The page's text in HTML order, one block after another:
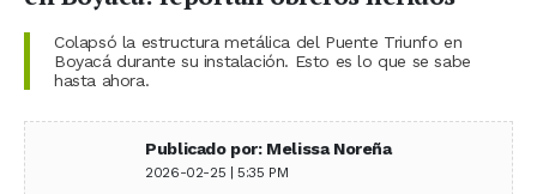
Colapsó la estructura metálica del Puente Triunfo en
Boyacá durante su instalación. Esto es lo que se sabe
hasta ahora.
Publicado por: Melissa Noreña
2026-02-25 | 5:35 PM